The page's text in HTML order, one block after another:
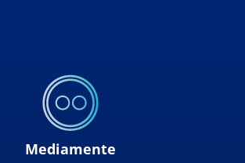
Mediamente